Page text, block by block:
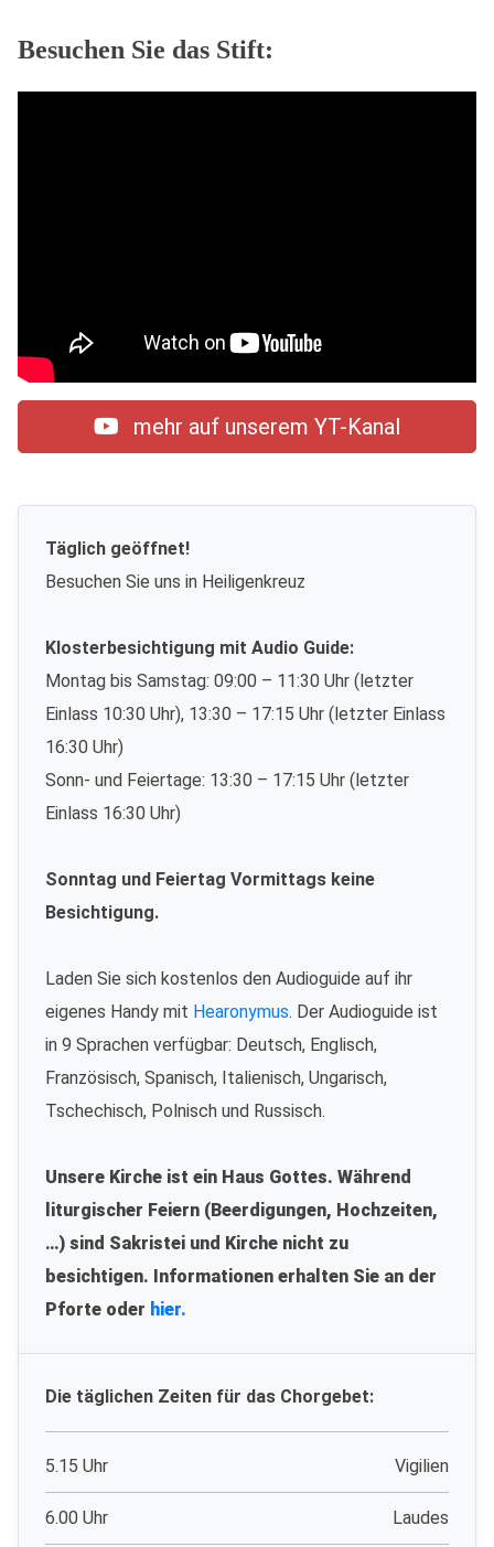
Besuchen Sie das Stift:
mehr auf unserem YT-Kanal
Täglich geöffnet!
Besuchen Sie uns in Heiligenkreuz
Klosterbesichtigung mit Audio Guide:
Montag bis Samstag: 09:00 – 11:30 Uhr (letzter
Einlass 10:30 Uhr), 13:30 – 17:15 Uhr (letzter Einlass
16:30 Uhr)
Sonn- und Feiertage: 13:30 – 17:15 Uhr (letzter
Einlass 16:30 Uhr)
Sonntag und Feiertag Vormittags keine
Besichtigung.
Laden Sie sich kostenlos den Audioguide auf ihr
eigenes Handy mit Hearonymus. Der Audioguide ist
in 9 Sprachen verfügbar: Deutsch, Englisch,
Französisch, Spanisch, Italienisch, Ungarisch,
Tschechisch, Polnisch und Russisch.
Unsere Kirche ist ein Haus Gottes. Während
liturgischer Feiern (Beerdigungen, Hochzeiten,
…) sind Sakristei und Kirche nicht zu
besichtigen. Informationen erhalten Sie an der
Pforte oder hier.
Die täglichen Zeiten für das Chorgebet:
5.15 Uhr Vigilien
6.00 Uhr Laudes